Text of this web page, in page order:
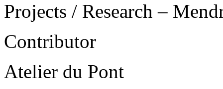
Projects / Research –
Contributor
Atelier du Pont